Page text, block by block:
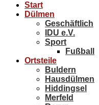
Start
Dülmen
Geschäftlich
IDU e.V.
Sport
Fußball
Ortsteile
Buldern
Hausdülmen
Hiddingsel
Merfeld